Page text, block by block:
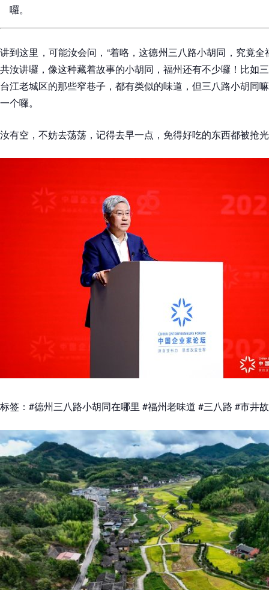
囉。
讲到这里，可能汝会问，“着咯，这德州三八路小胡同，究竟
共汝讲囉，像这种藏着故事的小胡同，福州还有不少囉！比如
台江老城区的那些窄巷子，都有类似的味道，但三八路小胡同
一个囉。
汝有空，不妨去荡荡，记得去早一点，免得好吃的东西都被抢
标签：#德州三八路小胡同在哪里 #福州老味道 #三八路 #市井